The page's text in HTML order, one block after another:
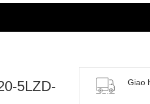
5LZD-
Giao